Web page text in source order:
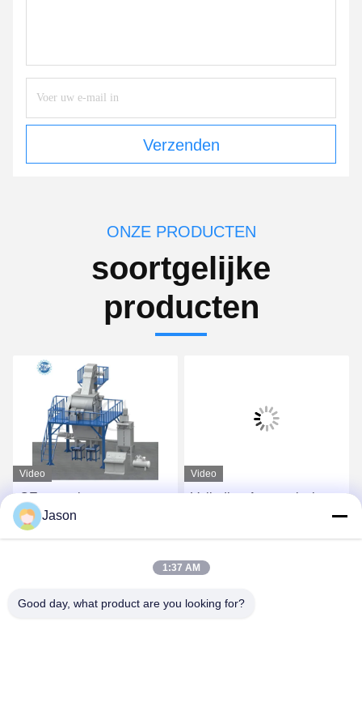
Verzenden
ONZE PRODUCTEN
soortgelijke
producten
Video
CE-spanning aangepaste
droge mengsel poeder
mortel mengmachine
mixer keramische tegels
Video
Volledige Automatische
voor Tegelkleefstof en
Jason
1:37 AM
Good day, what product are you looking for?